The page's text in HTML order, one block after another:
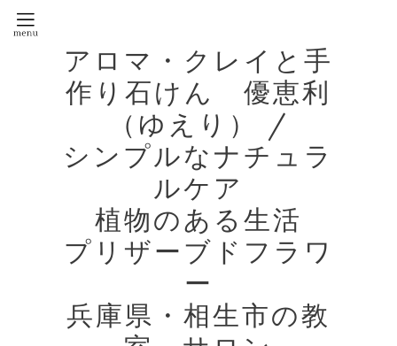
アロマ・クレイと手
作り石けん 優恵利
（ゆえり） /
シンプルなナチュラ
ルケア
植物のある生活
プリザーブドフラワ
ー
兵庫県・相生市の教